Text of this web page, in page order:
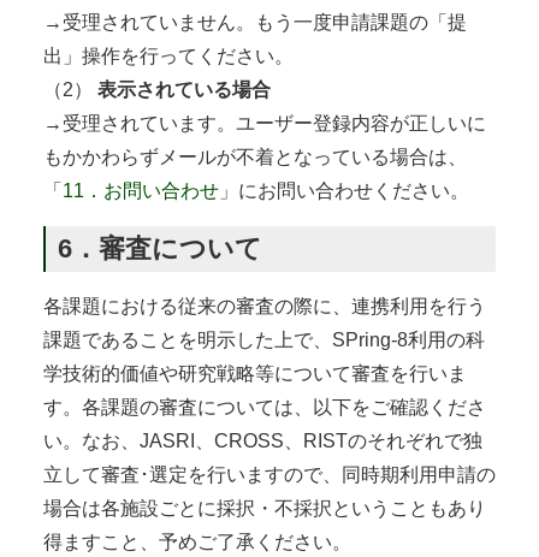
→受理されていません。もう一度申請課題の「提
出」操作を行ってください。
（2） 表示されている場合
→受理されています。ユーザー登録内容が正しいに
もかかわらずメールが不着となっている場合は、
「 11．お問い合わせ」にお問い合わせください。
6．審査について
各課題における従来の審査の際に、連携利用を行う
課題であることを明示した上で、SPring-8利用の科
学技術的価値や研究戦略等について審査を行いま
す。各課題の審査については、以下をご確認くださ
い。なお、JASRI、CROSS、RISTのそれぞれで独
立して審査･選定を行いますので、同時期利用申請の
場合は各施設ごとに採択・不採択ということもあり
得ますこと、予めご了承ください。